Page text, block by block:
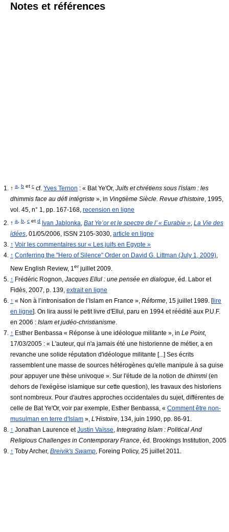
Notes et références
↑ a b et c cf. Yves Ternon : « Bat Ye'Or, Juifs et chrétiens sous l'islam : les
dhimmis face au défi intégriste », in Vingtième Siècle. Revue d'histoire, 1995,
vol. 45, n° 1, pp. 167-168, recension en ligne
↑ a b c et d Ivan Jablonka, Bat Ye’or et le spectre de l’ « Eurabie », La Vie des
idées, 01/05/2006, ISSN 2105-3030, article en ligne
↑ Voir les commentaires sur « Les juifs en Egypte »
↑ Conferring the "Hero of Silence" Order on David G. Littman (July 1, 2009),
New English Review, 1er juillet 2009.
↑ Frédéric Rognon, Jacques Ellul : une pensée en dialogue, éd. Labor et
Fidès, 2007, p. 139, extrait en ligne
↑ « Non à l’intronisation de l’Islam en France », Réforme, 15 juillet 1989. [lire
en ligne]. On lira aussi le petit livre d'Ellul, paru en 1994 et réédité aux P.U.F.
en 2006 : Islam et judéo-christianisme.
↑ Esther Benbassa « Réponse à une idéologue militante », in Le Point,
17/03/2005 : « L'auteur, qui n'a jamais été une historienne de métier, a en
revanche une solide réputation d'idéologue militante [...] Ses écrits
rassemblent une masse de sources hétérogènes qu'elle manipule à sa guise
pour appuyer une thèse univoque ». Sur l'étude de la notion de dhimmi (en
dehors de l'exégèse islamique sur cette question), les travaux des historiens
sont nombreux. Pour d'autres approches occidentales du sujet, différentes de
celle de Bat Ye'Or, voir par exemple, Esther Benbassa, « Comment être non-
musulman en terre d'Islam », L'Histoire, 134, juin 1990, pp. 86-91.
↑ Jonathan Laurence etJustin Vaïsse, Integrating Islam : Political And
Religious Challenges in Contemporary France, éd. Brookings Institution, 2005
↑ Toby Archer, Breivik's Swamp, Foreing Policy, 25 juillet 2011.